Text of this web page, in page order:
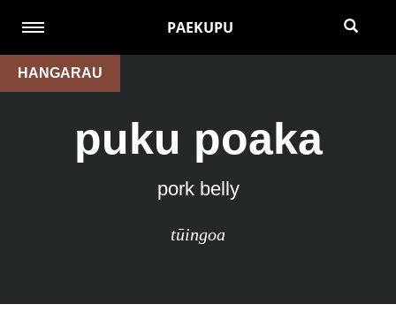
PAEKUPU
HANGARAU
puku poaka
pork belly
tūingoa